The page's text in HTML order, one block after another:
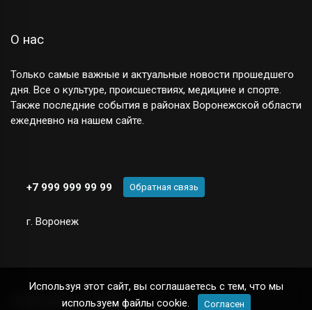
О нас
Только самые важные и актуальные новости прошедшего
дня. Все о культуре, происшествиях, медицине и спорте.
Также последние события в районах Воронежской области
ежедневно на нашем сайте.
+7 999 999 99 99 Обратная связь
г. Воронеж
Новостной сайт © 2025
Используя этот сайт, вы соглашаетесь с тем, что мы
используем файлы cookie.
Согласен